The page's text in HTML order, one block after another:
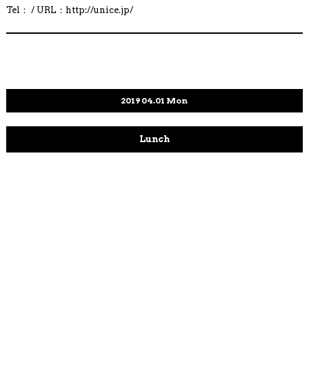
Tel： / URL：http://unice.jp/
2019 04.01 Mon
Lunch